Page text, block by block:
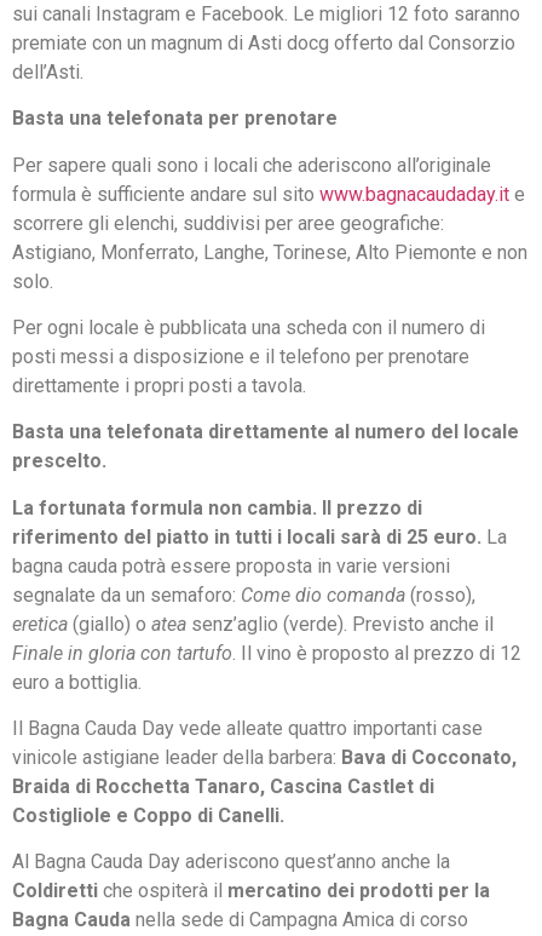
sui canali Instagram e Facebook. Le migliori 12 foto saranno
premiate con un magnum di Asti docg offerto dal Consorzio
dell’Asti.
Basta una telefonata per prenotare
Per sapere quali sono i locali che aderiscono all’originale
formula è sufficiente andare sul sito www.bagnacaudaday.it e
scorrere gli elenchi, suddivisi per aree geografiche:
Astigiano, Monferrato, Langhe, Torinese, Alto Piemonte e non
solo.
Per ogni locale è pubblicata una scheda con il numero di
posti messi a disposizione e il telefono per prenotare
direttamente i propri posti a tavola.
Basta una telefonata direttamente al numero del locale
prescelto.
La fortunata formula non cambia. Il prezzo di
riferimento del piatto in tutti i locali sarà di 25 euro. La
bagna cauda potrà essere proposta in varie versioni
segnalate da un semaforo: Come dio comanda (rosso),
eretica (giallo) o atea senz’aglio (verde). Previsto anche il
Finale in gloria con tartufo . Il vino è proposto al prezzo di 12
euro a bottiglia.
Il Bagna Cauda Day vede alleate quattro importanti case
vinicole astigiane leader della barbera: Bava di Cocconato,
Braida di Rocchetta Tanaro, Cascina Castlet di
Costigliole e Coppo di Canelli.
Al Bagna Cauda Day aderiscono quest’anno anche la
Coldiretti che ospiterà il mercatino dei prodotti per la
Bagna Cauda nella sede di Campagna Amica di corso